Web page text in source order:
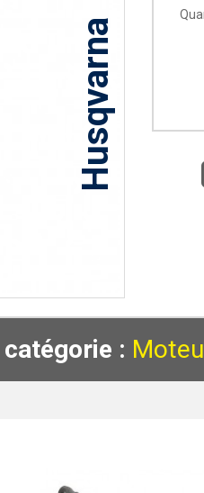
Husqvarna
: